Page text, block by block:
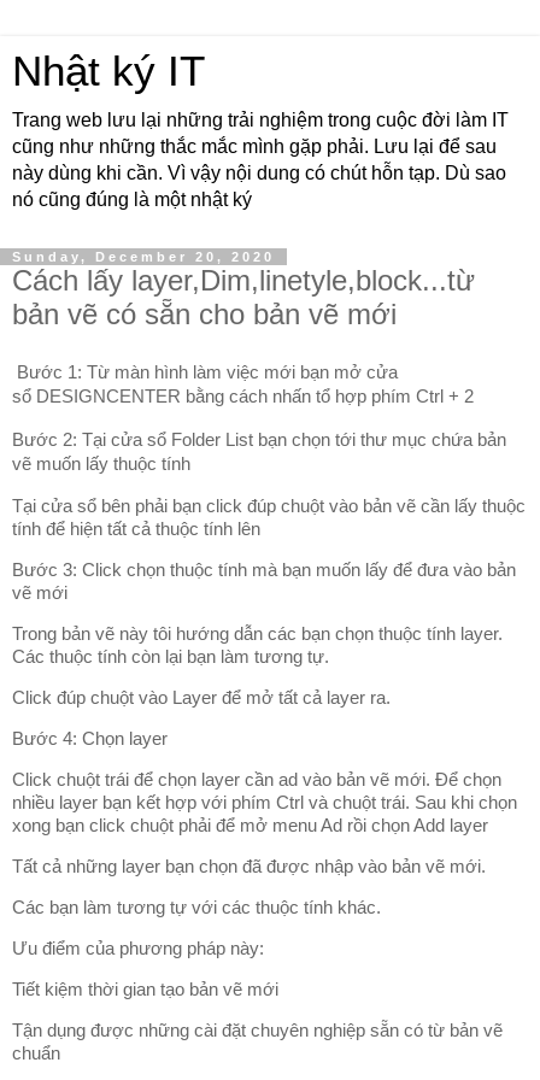
Nhật ký IT
Trang web lưu lại những trải nghiệm trong cuộc đời làm IT
cũng như những thắc mắc mình gặp phải. Lưu lại để sau
này dùng khi cần. Vì vậy nội dung có chút hỗn tạp. Dù sao
nó cũng đúng là một nhật ký
Sunday, December 20, 2020
Cách lấy layer,Dim,linetyle,block...từ
bản vẽ có sẵn cho bản vẽ mới
Bước 1: Từ màn hình làm việc mới bạn mở cửa
sổ DESIGNCENTER bằng cách nhấn tổ hợp phím Ctrl + 2
Bước 2: Tại cửa sổ Folder List bạn chọn tới thư mục chứa bản
vẽ muốn lấy thuộc tính
Tại cửa sổ bên phải bạn click đúp chuột vào bản vẽ cần lấy thuộc
tính để hiện tất cả thuộc tính lên
Bước 3: Click chọn thuộc tính mà bạn muốn lấy để đưa vào bản
vẽ mới
Trong bản vẽ này tôi hướng dẫn các bạn chọn thuộc tính layer.
Các thuộc tính còn lại bạn làm tương tự.
Click đúp chuột vào Layer để mở tất cả layer ra.
Bước 4: Chọn layer
Click chuột trái để chọn layer cần ad vào bản vẽ mới. Để chọn
nhiều layer bạn kết hợp với phím Ctrl và chuột trái. Sau khi chọn
xong bạn click chuột phải để mở menu Ad rồi chọn Add layer
Tất cả những layer bạn chọn đã được nhập vào bản vẽ mới.
Các bạn làm tương tự với các thuộc tính khác.
Ưu điểm của phương pháp này:
Tiết kiệm thời gian tạo bản vẽ mới
Tận dụng được những cài đặt chuyên nghiệp sẵn có từ bản vẽ
chuẩn